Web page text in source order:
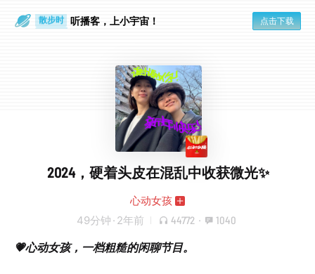
通勤路上 听播客，上小宇宙！ 点击下载
2024，硬着头皮在混乱中收获微光✨
心动女孩
49分钟 · 2年前 44772 · 1040
💗心动女孩，一档粗糙的闲聊节目。